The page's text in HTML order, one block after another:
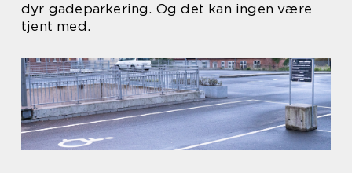
dyr gadeparkering. Og det kan ingen være
tjent med.